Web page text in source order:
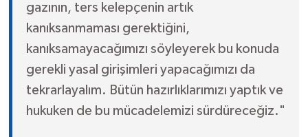
gazının, ters kelepçenin artık
kanıksanmaması gerektiğini,
kanıksamayacağımızı söyleyerek bu konuda
gerekli yasal girişimleri yapacağımızı da
tekrarlayalım. Bütün hazırlıklarımızı yaptık ve
hukuken de bu mücadelemizi sürdüreceğiz."